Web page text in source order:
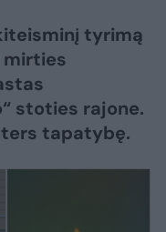
tyrimą
mirties
stoties rajone.
tapatybę.